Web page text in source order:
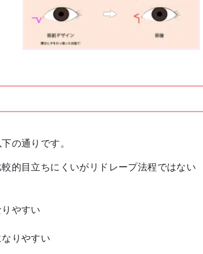
の通りです。
的目立ちにくいがリドレープ法程ではない
やすい
りやすい